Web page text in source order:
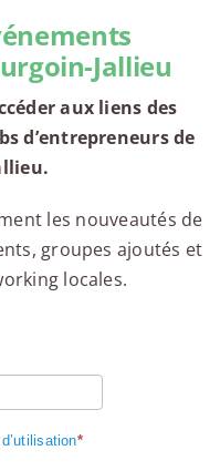
Jallieu
aux liens des
d’entrepreneurs de
les nouveautés de
groupes ajoutés et
locales.
*